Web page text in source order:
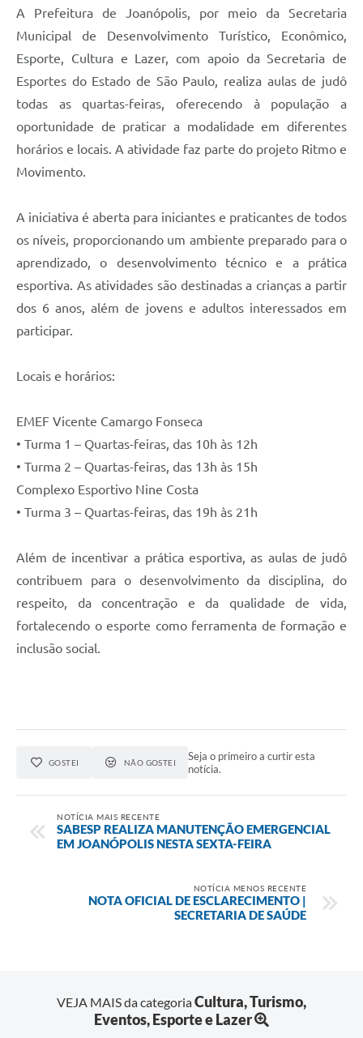
A Prefeitura de Joanópolis, por meio da Secretaria
Municipal de Desenvolvimento Turístico, Econômico,
Esporte, Cultura e Lazer, com apoio da Secretaria de
Esportes do Estado de São Paulo, realiza aulas de judô
todas as quartas-feiras, oferecendo à população a
oportunidade de praticar a modalidade em diferentes
horários e locais. A atividade faz parte do projeto Ritmo e
Movimento.
A iniciativa é aberta para iniciantes e praticantes de todos
os níveis, proporcionando um ambiente preparado para o
aprendizado, o desenvolvimento técnico e a prática
esportiva. As atividades são destinadas a crianças a partir
dos 6 anos, além de jovens e adultos interessados em
participar.
Locais e horários:
EMEF Vicente Camargo Fonseca
• Turma 1 – Quartas-feiras, das 10h às 12h
• Turma 2 – Quartas-feiras, das 13h às 15h
Complexo Esportivo Nine Costa
• Turma 3 – Quartas-feiras, das 19h às 21h
Além de incentivar a prática esportiva, as aulas de judô
contribuem para o desenvolvimento da disciplina, do
respeito, da concentração e da qualidade de vida,
fortalecendo o esporte como ferramenta de formação e
inclusão social.
GOSTEI NÃO GOSTEI
Seja o primeiro a curtir esta
notícia.
NOTÍCIA MAIS RECENTE
SABESP REALIZA MANUTENÇÃO EMERGENCIAL
EM JOANÓPOLIS NESTA SEXTA-FEIRA
NOTÍCIA MENOS RECENTE
NOTA OFICIAL DE ESCLARECIMENTO |
SECRETARIA DE SAÚDE
VEJA MAIS da categoriaCultura, Turismo,
Eventos, Esporte e Lazer